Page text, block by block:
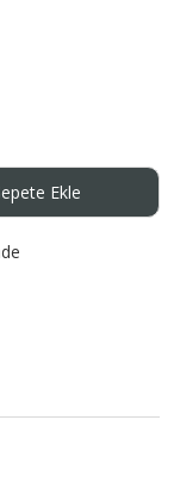
Ekle